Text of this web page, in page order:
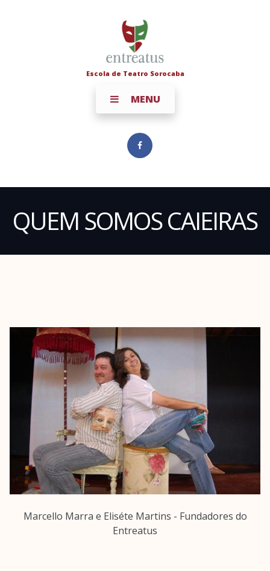
Escola de Teatro Sorocaba
MENU
QUEM SOMOS CAIEIRAS
Marcello Marra e Eliséte Martins - Fundadores do
Entreatus